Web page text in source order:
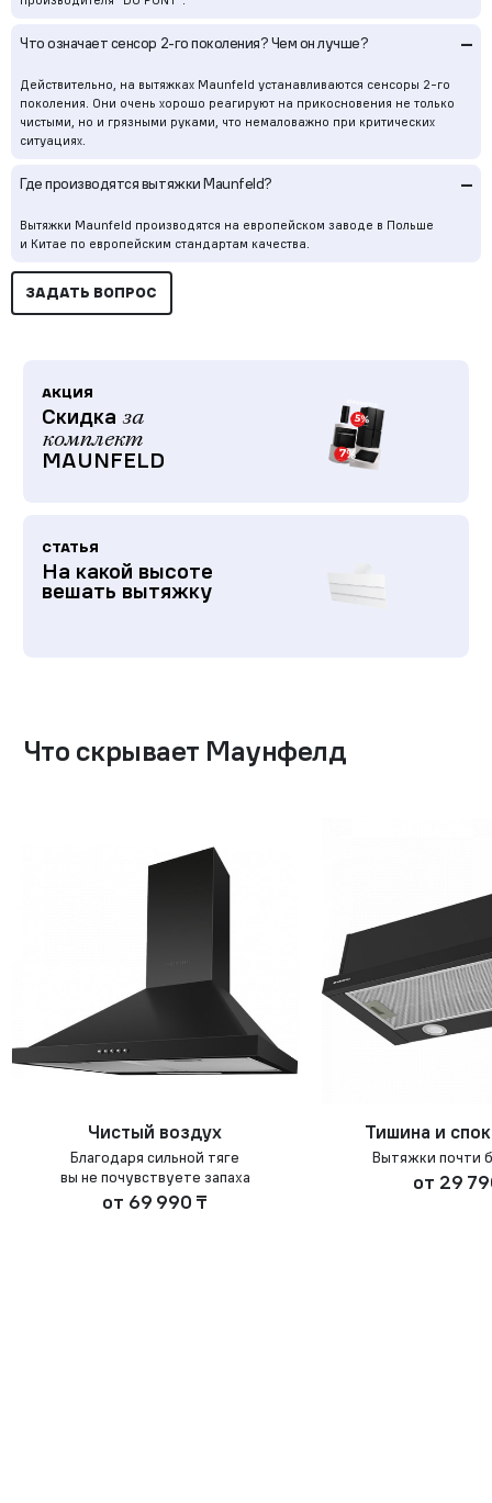
Что означает сенсор 2-гопоколения? Чем он лучше? –
Действительно, на вытяжках Maunfeld устанавливаются сенсоры 2-го
поколения. Они очень хорошо реагируют на прикосновения не только
чистыми, но и грязными руками, что немаловажно при критических
ситуациях.
Где производятся вытяжки Maunfeld? –
Вытяжки Maunfeld производятся на европейском заводе в Польше
и Китае по европейским стандартам качества.
ЗАДАТЬ ВОПРОС
АКЦИЯ
Скидка за
комплект
MAUNFELD
СТАТЬЯ
На какой высоте
вешать вытяжку
Что скрывает Маунфелд
Чистый воздух
Благодаря сильной тяге
вы не почувствуете запаха
от 69 990 ₸
Тишина и
Вытяжки почти
от 29